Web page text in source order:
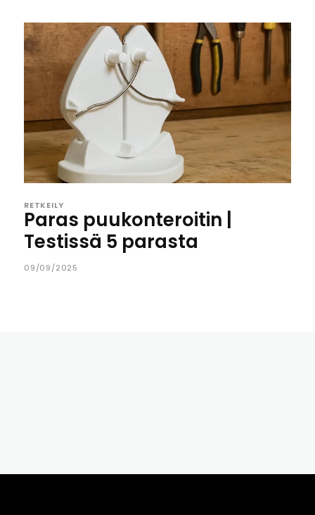
RETKEILY
Paras puukonteroitin |
Testissä 5 parasta
09/09/2025